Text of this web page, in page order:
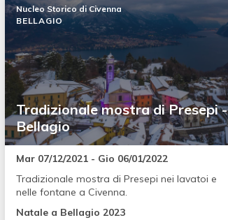
Tradizionale mostra di Presepi -
Bellagio
Nucleo Storico di Civenna
BELLAGIO
Mar 07/12/2021 - Gio 06/01/2022
Tradizionale mostra di Presepi nei lavatoi e
nelle fontane a Civenna.
Natale a Bellagio 2023